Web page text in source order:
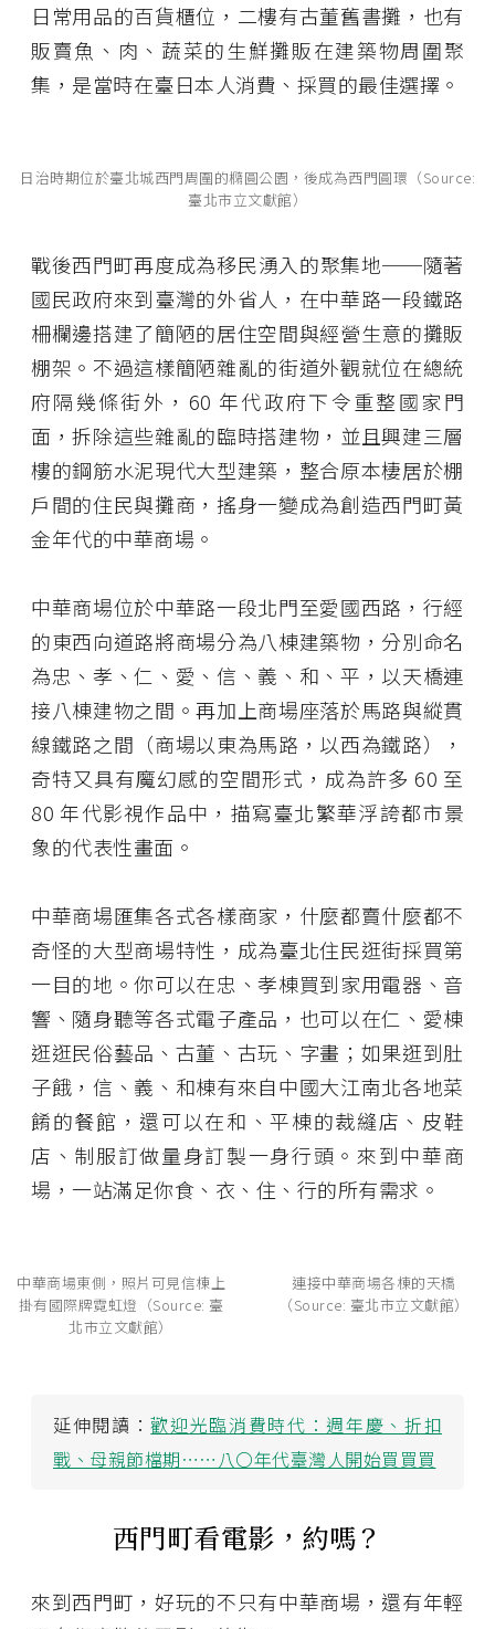
日常用品的百貨櫃位，二樓有古董舊書攤，也有
販賣魚、肉、蔬菜的生鮮攤販在建築物周圍聚
集，是當時在臺日本人消費、採買的最佳選擇。
日治時期位於臺北城西門周圍的橢圓公園，後成為西門圓環（Source:
臺北市立文獻館）
戰後西門町再度成為移民湧入的聚集地──隨著
國民政府來到臺灣的外省人，在中華路一段鐵路
柵欄邊搭建了簡陋的居住空間與經營生意的攤販
棚架。不過這樣簡陋雜亂的街道外觀就位在總統
府隔幾條街外，60 年代政府下令重整國家門
面，拆除這些雜亂的臨時搭建物，並且興建三層
樓的鋼筋水泥現代大型建築，整合原本棲居於棚
戶間的住民與攤商，搖身一變成為創造西門町黃
金年代的中華商場。
中華商場位於中華路一段北門至愛國西路，行經
的東西向道路將商場分為八棟建築物，分別命名
為忠、孝、仁、愛、信、義、和、平，以天橋連
接八棟建物之間。再加上商場座落於馬路與縱貫
線鐵路之間（商場以東為馬路，以西為鐵路），
奇特又具有魔幻感的空間形式，成為許多 60 至
80 年代影視作品中，描寫臺北繁華浮誇都市景
象的代表性畫面。
中華商場匯集各式各樣商家，什麼都賣什麼都不
奇怪的大型商場特性，成為臺北住民逛街採買第
一目的地。你可以在忠、孝棟買到家用電器、音
響、隨身聽等各式電子產品，也可以在仁、愛棟
逛逛民俗藝品、古董、古玩、字畫；如果逛到肚
子餓，信、義、和棟有來自中國大江南北各地菜
餚的餐館，還可以在和、平棟的裁縫店、皮鞋
店、制服訂做量身訂製一身行頭。來到中華商
場，一站滿足你食、衣、住、行的所有需求。
中華商場東側，照片可見信棟上
掛有國際牌霓虹燈（Source: 臺
北市立文獻館）
連接中華商場各棟的天橋
（Source: 臺北市立文獻館）
延伸閱讀：歡迎光臨消費時代：週年慶、折扣
戰、母親節檔期⋯⋯八〇年代臺灣人開始買買買
西門町看電影，約嗎？
來到西門町，好玩的不只有中華商場，還有年輕